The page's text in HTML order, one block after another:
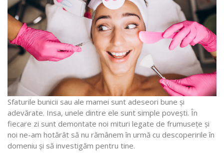
Sfaturile bunicii sau ale mamei sunt adeseori bune şi
adevărate. Insa, unele dintre ele sunt simple poveşti. În
fiecare zi sunt demontate noi mituri legate de frumuseţe şi
noi ne-am hotărât să nu rămânem în urmă cu descoperirile în
domeniu şi să investigăm pentru tine.